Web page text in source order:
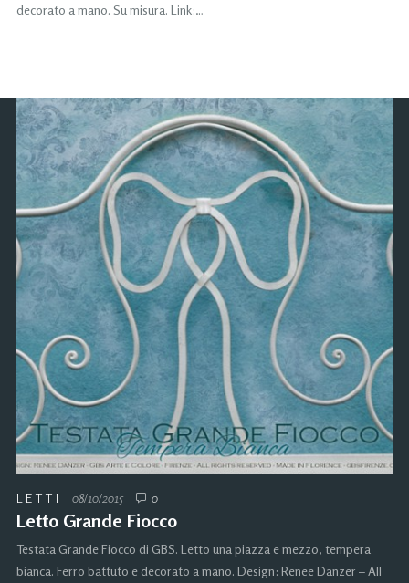
decorato a mano. Su misura. Link:…
LETTI 08/10/2015 0
Letto Grande Fiocco
Testata Grande Fiocco di GBS. Letto una piazza e mezzo, tempera
bianca. Ferro battuto e decorato a mano. Design: Renee Danzer – All